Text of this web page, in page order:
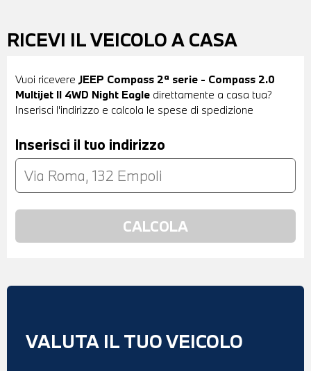
RICEVI IL VEICOLO A CASA
Vuoi ricevere JEEP Compass 2ª serie - Compass 2.0
Multijet II 4WD Night Eagle direttamente a casa tua?
Inserisci l'indirizzo e calcola le spese di spedizione
Inserisci il tuo indirizzo
VALUTA IL TUO VEICOLO